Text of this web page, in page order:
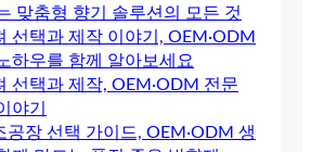
맞춤형 향기 솔루션의 모든 것
선택과 제작 이야기, OEM·ODM
하우를 함께 알아보세요
선택과 제작, OEM·ODM 전문
야기
공장 선택 가이드, OEM·ODM 생